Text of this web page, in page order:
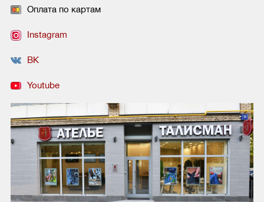
Оплата по картам
Instagram
ВК
Youtube